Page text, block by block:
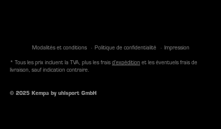
Modalités et conditions Politique de confidentialité Impression
© 2025 Kempa by uhlsport GmbH
* Tous les prix incluent la TVA, plus les frais d'expédition et les éventuels frais de
livraison, sauf indication contraire.